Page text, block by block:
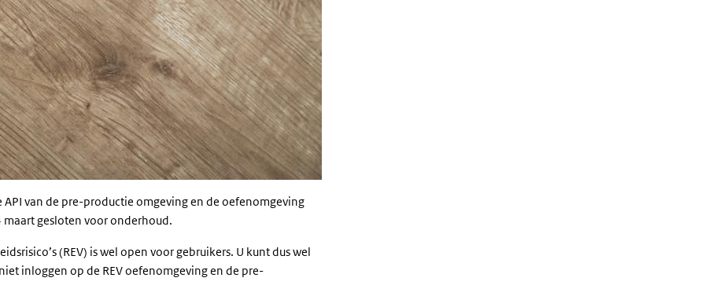
van de pre-productie omgeving en de oefenomgeving
maart gesloten voor onderhoud.
(REV) is wel open voor gebruikers. U kunt dus wel
inloggen op de REV oefenomgeving en de pre-